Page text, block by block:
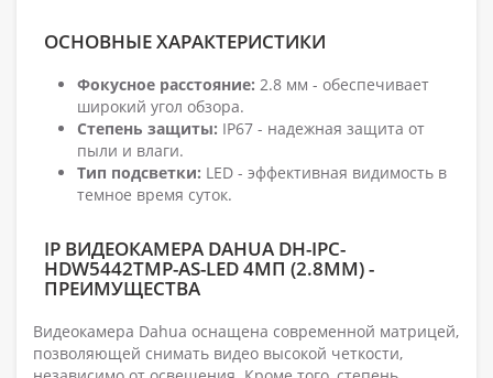
ОСНОВНЫЕ ХАРАКТЕРИСТИКИ
Фокусное расстояние: 2.8 мм - обеспечивает
широкий угол обзора.
Степень защиты: IP67 - надежная защита от
пыли и влаги.
Тип подсветки: LED - эффективная видимость в
темное время суток.
IP ВИДЕОКАМЕРА DAHUA DH-IPC-
HDW5442TMP-AS-LED 4МП (2.8ММ) -
ПРЕИМУЩЕСТВА
Видеокамера Dahua оснащена современной матрицей,
позволяющей снимать видео высокой четкости,